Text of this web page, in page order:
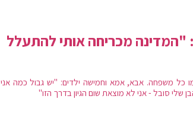
"המדינה מכריחה אותי להתעלל
כל משפחה. אבא, אמא וחמישה ילדים: "יש גבול כמה אני
שלי סובל - אני לא מוצאת שום הגיון בדרך הזו"